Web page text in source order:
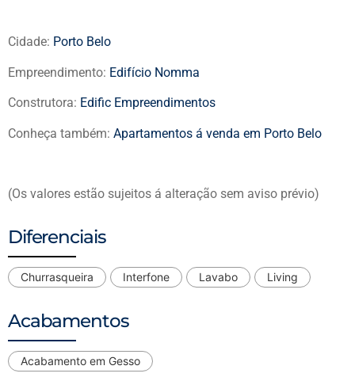
Cidade: Porto Belo
Empreendimento: Edifício Nomma
Construtora: Edific Empreendimentos
Conheça também: Apartamentos á venda em Porto Belo
(Os valores estão sujeitos á alteração sem aviso prévio)
Diferenciais
Churrasqueira Interfone Lavabo Living
Acabamentos
Acabamento em Gesso